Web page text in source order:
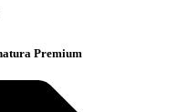
Premium